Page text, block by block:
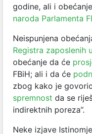
godine, ali i
naroda Parlamenta
Neispunjena
Registra zaposlenih
obećanje da će
FBiH; ali i da će
zbog kako je
spremnost da se
indirektnih poreza”.
Neke izjave